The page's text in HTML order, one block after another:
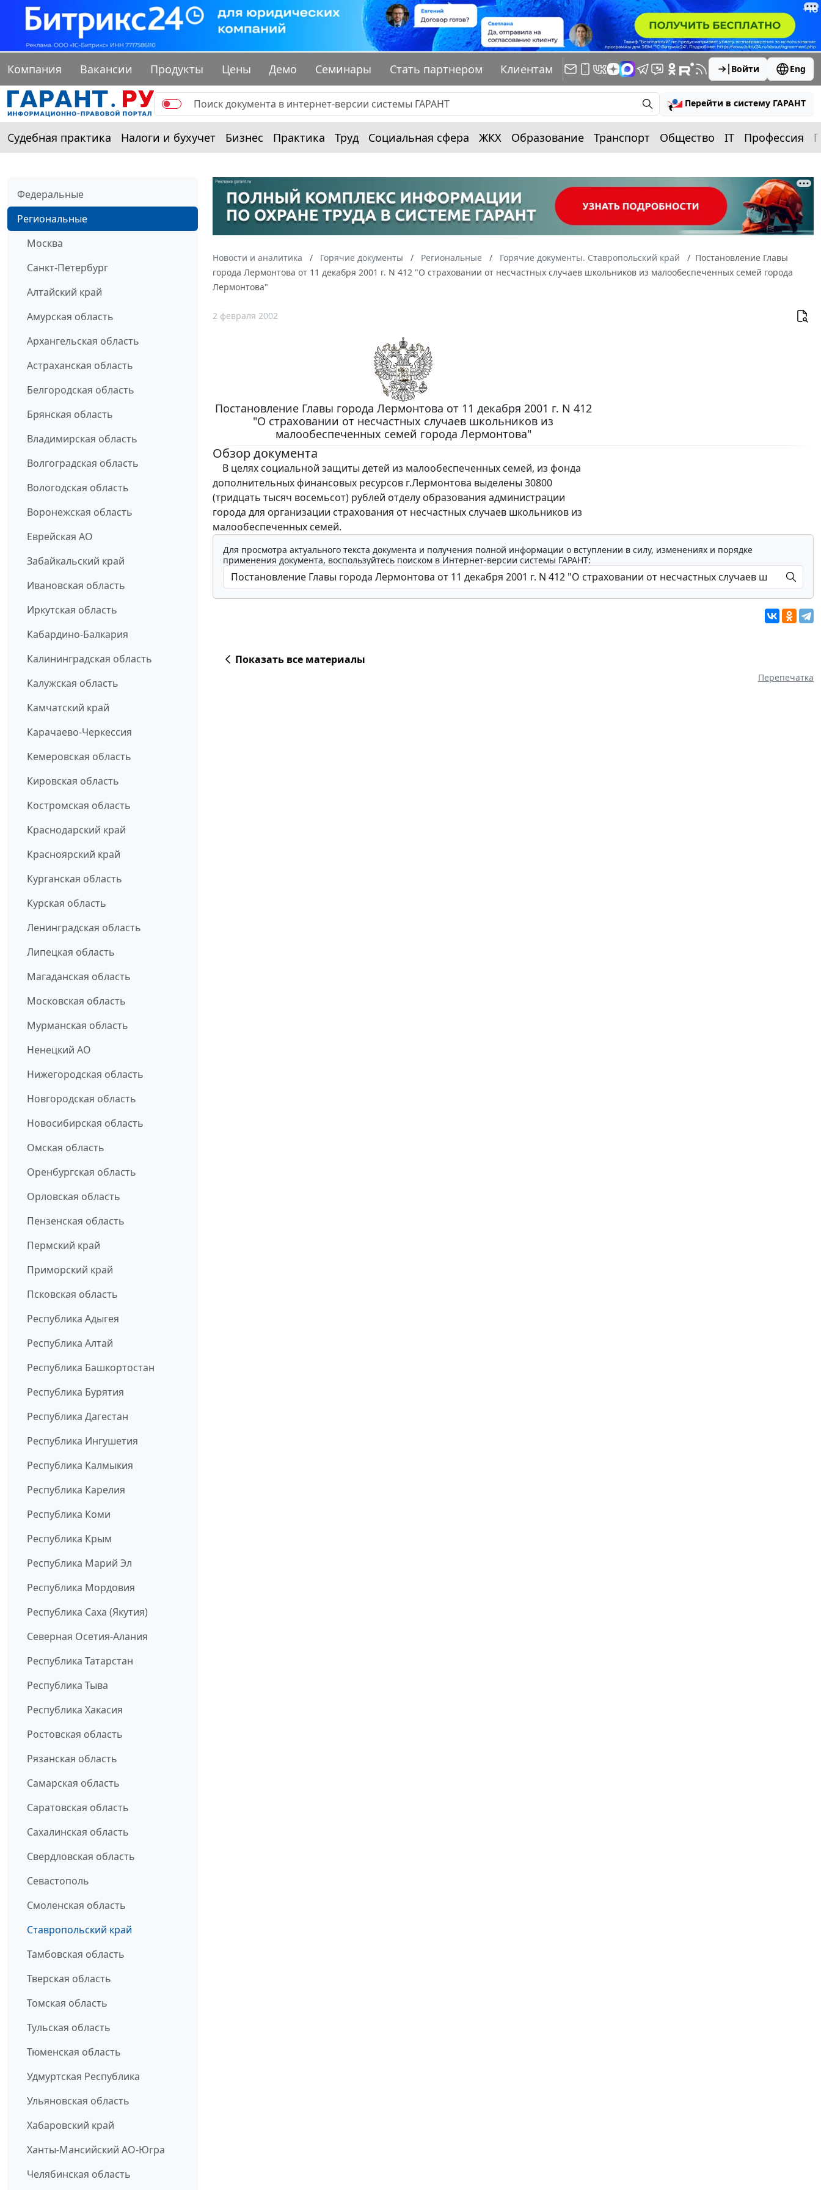
Компания Вакансии Продукты Цены Демо Семинары Стать партнером Клиентам Войти Eng
Перейти в систему ГАРАНТ
Судебная практика Налоги и бухучет Бизнес Практика Труд Социальная сфера ЖКХ Образование Транспорт Общество IT Профессия
Федеральные
Региональные
Москва
Санкт-Петербург
Алтайский край
Амурская область
Архангельская область
Астраханская область
Белгородская область
Брянская область
Владимирская область
Волгоградская область
Вологодская область
Воронежская область
Еврейская АО
Забайкальский край
Ивановская область
Иркутская область
Кабардино-Балкария
Калининградская область
Калужская область
Камчатский край
Карачаево-Черкессия
Кемеровская область
Кировская область
Костромская область
Краснодарский край
Красноярский край
Курганская область
Курская область
Ленинградская область
Липецкая область
Магаданская область
Московская область
Мурманская область
Ненецкий АО
Нижегородская область
Новгородская область
Новосибирская область
Омская область
Оренбургская область
Орловская область
Пензенская область
Пермский край
Приморский край
Псковская область
Республика Адыгея
Республика Алтай
Республика Башкортостан
Республика Бурятия
Республика Дагестан
Республика Ингушетия
Республика Калмыкия
Республика Карелия
Республика Коми
Республика Крым
Республика Марий Эл
Республика Мордовия
Республика Саха (Якутия)
Северная Осетия-Алания
Республика Татарстан
Республика Тыва
Республика Хакасия
Ростовская область
Рязанская область
Самарская область
Саратовская область
Сахалинская область
Свердловская область
Севастополь
Смоленская область
Ставропольский край
Тамбовская область
Тверская область
Томская область
Тульская область
Тюменская область
Удмуртская Республика
Ульяновская область
Хабаровский край
Ханты-Мансийский АО-Югра
Челябинская область
Новости и аналитика Горячие документы Региональные Горячие документы. Ставропольский край
Постановление Главы
города Лермонтова от 11 декабря 2001 г. N 412 "О страховании от несчастных случаев школьников из малообеспеченных семей города
Лермонтова"
2 февраля 2002
Постановление Главы города Лермонтова от 11 декабря 2001 г. N 412
"О страховании от несчастных случаев школьников из
малообеспеченных семей города Лермонтова"
Обзор документа
В целях социальной защиты детей из малообеспеченных семей, из фонда
дополнительных финансовых ресурсов г.Лермонтова выделены 30800
(тридцать тысяч восемьсот) рублей отделу образования администрации
города для организации страхования от несчастных случаев школьников из
малообеспеченных семей.
Для просмотра актуального текста документа и получения полной информации о вступлении в силу, изменениях и порядке
применения документа, воспользуйтесь поиском в Интернет-версии системы ГАРАНТ:
Показать все материалы
Перепечатка